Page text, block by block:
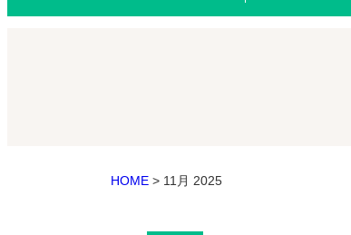
HOME > 11月 2025